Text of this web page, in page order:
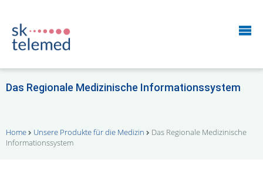
Das Regionale Medizinische Informationssystem
Home Unsere Produkte für die Medizin
Das Regionale Medizinische
Informationssystem